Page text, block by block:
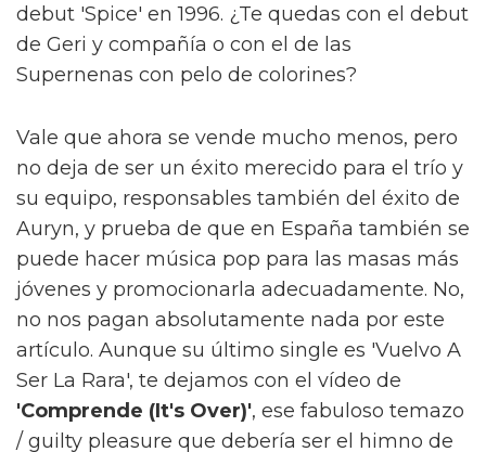
debut 'Spice' en 1996. ¿Te quedas con el debut
de Geri y compañía o con el de las
Supernenas con pelo de colorines?
Vale que ahora se vende mucho menos, pero
no deja de ser un éxito merecido para el trío y
su equipo, responsables también del éxito de
Auryn, y prueba de que en España también se
puede hacer música pop para las masas más
jóvenes y promocionarla adecuadamente. No,
no nos pagan absolutamente nada por este
artículo. Aunque su último single es 'Vuelvo A
Ser La Rara', te dejamos con el vídeo de
'Comprende (It's Over)', ese fabuloso temazo
/ guilty pleasure que debería ser el himno de